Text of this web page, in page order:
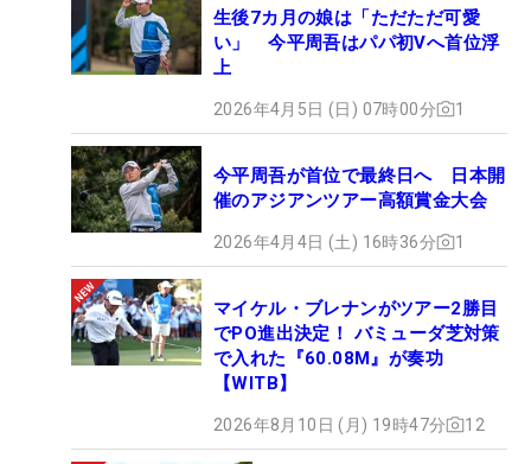
生後7カ月の娘は「ただただ可愛
い」 今平周吾はパパ初Vへ首位浮
上
2026年4月5日 (日) 07時00分 1
今平周吾が首位で最終日へ 日本開
催のアジアンツアー高額賞金大会
2026年4月4日 (土) 16時36分 1
マイケル・ブレナンがツアー2勝目
でPO進出決定！ バミューダ芝対策
で入れた『60.08M』が奏功
【WITB】
2026年8月10日 (月) 19時47分 12